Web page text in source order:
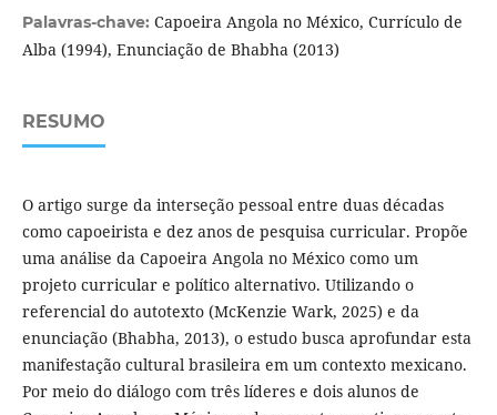
Palavras-chave: Capoeira Angola no México, Currículo de
Alba (1994), Enunciação de Bhabha (2013)
RESUMO
O artigo surge da interseção pessoal entre duas décadas
como capoeirista e dez anos de pesquisa curricular. Propõe
uma análise da Capoeira Angola no México como um
projeto curricular e político alternativo. Utilizando o
referencial do autotexto (McKenzie Wark, 2025) e da
enunciação (Bhabha, 2013), o estudo busca aprofundar esta
manifestação cultural brasileira em um contexto mexicano.
Por meio do diálogo com três líderes e dois alunos de